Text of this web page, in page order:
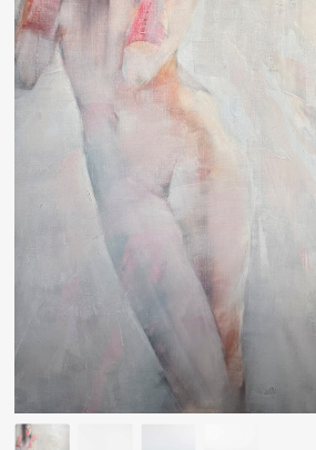
События
Другие проекты
Rakov
baget